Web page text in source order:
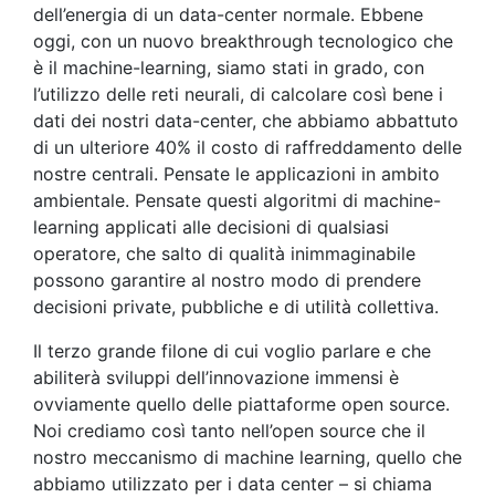
dell’energia di un data-center normale. Ebbene
oggi, con un nuovo breakthrough tecnologico che
è il machine-learning, siamo stati in grado, con
l’utilizzo delle reti neurali, di calcolare così bene i
dati dei nostri data-center, che abbiamo abbattuto
di un ulteriore 40% il costo di raffreddamento delle
nostre centrali. Pensate le applicazioni in ambito
ambientale. Pensate questi algoritmi di machine-
learning applicati alle decisioni di qualsiasi
operatore, che salto di qualità inimmaginabile
possono garantire al nostro modo di prendere
decisioni private, pubbliche e di utilità collettiva.
Il terzo grande filone di cui voglio parlare e che
abiliterà sviluppi dell’innovazione immensi è
ovviamente quello delle piattaforme open source.
Noi crediamo così tanto nell’open source che il
nostro meccanismo di machine learning, quello che
abbiamo utilizzato per i data center – si chiama